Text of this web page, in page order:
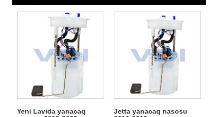
Yeni Lavida yanacaq
Jetta yanacaq nasosu